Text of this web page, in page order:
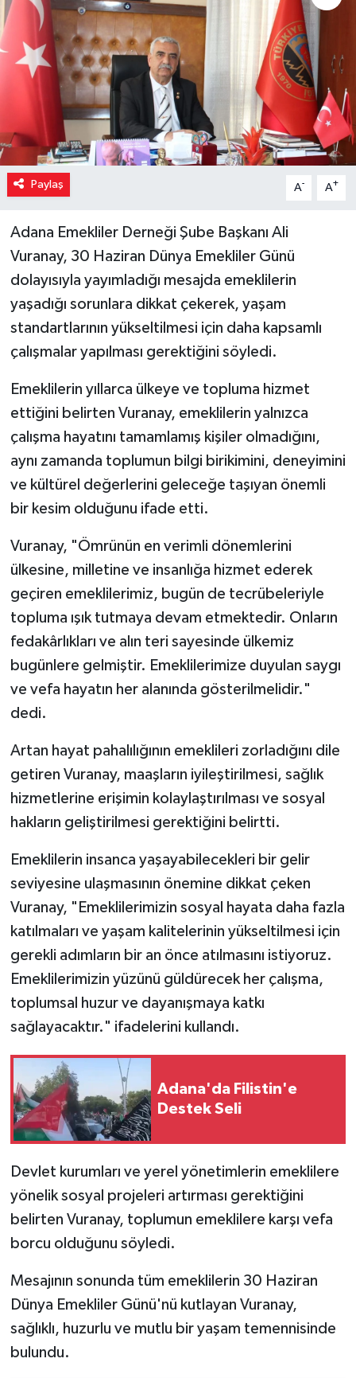
Paylaş A- A+
Adana Emekliler Derneği Şube Başkanı Ali
Vuranay, 30 Haziran Dünya Emekliler Günü
dolayısıyla yayımladığı mesajda emeklilerin
yaşadığı sorunlara dikkat çekerek, yaşam
standartlarının yükseltilmesi için daha kapsamlı
çalışmalar yapılması gerektiğini söyledi.
Emeklilerin yıllarca ülkeye ve topluma hizmet
ettiğini belirten Vuranay, emeklilerin yalnızca
çalışma hayatını tamamlamış kişiler olmadığını,
aynı zamanda toplumun bilgi birikimini, deneyimini
ve kültürel değerlerini geleceğe taşıyan önemli
bir kesim olduğunu ifade etti.
Vuranay, "Ömrünün en verimli dönemlerini
ülkesine, milletine ve insanlığa hizmet ederek
geçiren emeklilerimiz, bugün de tecrübeleriyle
topluma ışık tutmaya devam etmektedir. Onların
fedakârlıkları ve alın teri sayesinde ülkemiz
bugünlere gelmiştir. Emeklilerimize duyulan saygı
ve vefa hayatın her alanında gösterilmelidir."
dedi.
Artan hayat pahalılığının emeklileri zorladığını dile
getiren Vuranay, maaşların iyileştirilmesi, sağlık
hizmetlerine erişimin kolaylaştırılması ve sosyal
hakların geliştirilmesi gerektiğini belirtti.
Emeklilerin insanca yaşayabilecekleri bir gelir
seviyesine ulaşmasının önemine dikkat çeken
Vuranay, "Emeklilerimizin sosyal hayata daha fazla
katılmaları ve yaşam kalitelerinin yükseltilmesi için
gerekli adımların bir an önce atılmasını istiyoruz.
Emeklilerimizin yüzünü güldürecek her çalışma,
toplumsal huzur ve dayanışmaya katkı
sağlayacaktır." ifadelerini kullandı.
Adana'da Filistin'e
Destek Seli
Devlet kurumları ve yerel yönetimlerin emeklilere
yönelik sosyal projeleri artırması gerektiğini
belirten Vuranay, toplumun emeklilere karşı vefa
borcu olduğunu söyledi.
Mesajının sonunda tüm emeklilerin 30 Haziran
Dünya Emekliler Günü'nü kutlayan Vuranay,
sağlıklı, huzurlu ve mutlu bir yaşam temennisinde
bulundu.